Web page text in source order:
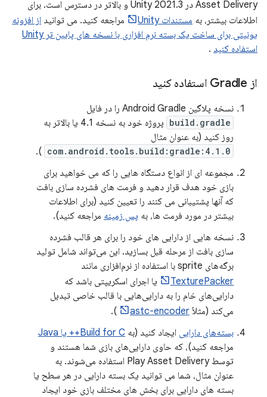
Asset Delivery در Unity 2021.3 و بالاتر در دسترس است. برای
اطلاعات بیشتر، به مستندات Unity مراجعه کنید. می توانید از افزونه
یونیتی برای ساخت یک بسته نرم افزاری با نسخه های پایین تر Unity
استفاده کنید .
از Gradle استفاده کنید
نسخه پلاگین Android Gradle را در فایل
build.gradle
پروژه خود به نسخه 4.1 یا بالاتر به
روز کنید (به عنوان مثال
com.android.tools.build:gradle:4.1.0
).
مجموعه ای از انواع دستگاه هایی را که می خواهید برای
بازی خود هدف قرار دهید و فرمت های فشرده سازی بافت
که آنها پشتیبانی می کنند را تعیین کنید (برای اطلاعات
بیشتر در مورد فرمت ها، به پس زمینه مراجعه کنید).
نسخه هایی از دارایی های خود را برای هر قالب فشرده
سازی بافت از مرحله قبل بسازید. این می‌تواند شامل تولید
برگه‌های sprite با استفاده از نرم‌افزاری مانند
TexturePacker
یا اجرای اسکریپتی باشد که
دارایی‌های خام را به دارایی‌هایی با قالب خاصی تبدیل
می‌کند (مثلاً astc-encoder
).
بسته‌های دارایی ایجاد کنید (به Build for C++ یا Java
مراجعه کنید)، که حاوی دارایی‌های بازی شما هستند و
توسط Play Asset Delivery استفاده می‌شوند. به
عنوان مثال، شما می توانید یک بسته دارایی در هر سطح یا
بسته های دارایی برای بخش های مختلف بازی خود ایجاد